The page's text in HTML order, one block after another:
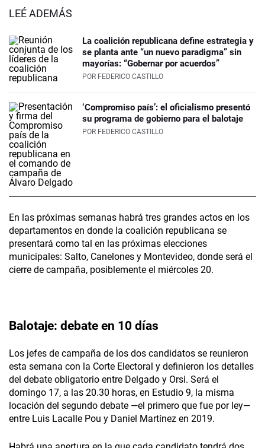
LEÉ ADEMÁS
La coalición republicana define estrategia y
se planta ante “un nuevo paradigma” sin
mayorías: “Gobernar por acuerdos”
POR FEDERICO CASTILLO
‘Compromiso país’: el oficialismo presentó
su programa de gobierno para el balotaje
POR FEDERICO CASTILLO
En las próximas semanas habrá tres grandes actos en los
departamentos en donde la coalición republicana se
presentará como tal en las próximas elecciones
municipales: Salto, Canelones y Montevideo, donde será el
cierre de campaña, posiblemente el miércoles 20.
Balotaje: debate en 10 días
Los jefes de campaña de los dos candidatos se reunieron
esta semana con la Corte Electoral y definieron los detalles
del debate obligatorio entre Delgado y Orsi. Será el
domingo 17, a las 20.30 horas, en Estudio 9, la misma
locación del segundo debate —el primero que fue por ley—
entre Luis Lacalle Pou y Daniel Martínez en 2019.